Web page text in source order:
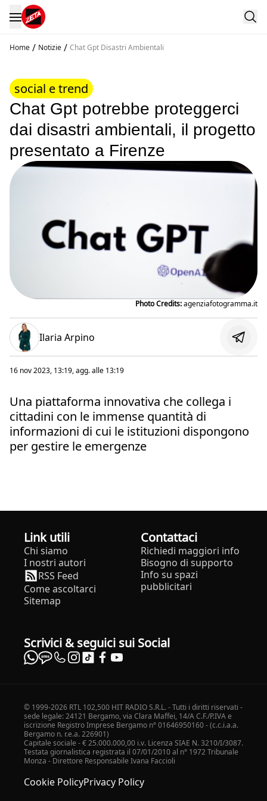
Home / Notizie / Chat Gpt Disastri Ambientali
social e trend
Chat Gpt potrebbe proteggerci
dai disastri ambientali, il progetto
presentato a Firenze
Photo Credits:agenziafotogramma.it
Ilaria Arpino
16 nov 2023, 13:19, agg. alle 13:19
Una piattaforma innovativa che collega i
cittadini con le immense quantità di
informazioni di cui le istituzioni dispongono
per gestire le emergenze
Link utili
Chi siamo
I nostri autori
RSS Feed
Come ascoltarci
Sitemap
Contattaci
Richiedi maggiori info
Bisogno di supporto
Info su spazi
pubblicitari
Scrivici & seguici sui Social
© 1999-2026 RTL 102,500 HIT RADIO S.R.L. - Tutti i diritti riservati -
sede legale: 24121 Bergamo, via Clara Maffei, 14/A C.F./P.IVA e
iscrizione Registro Imprese Bergamo n° 01646950160 - (c.c.i.a.a.
Bergamo n. r.e.a. 226901)
Capitale sociale - € 25.000.000,00 i.v. Licenza SIAE N. 3210/I/3087.
Testata giornalistica registrata il 07/01/2010 al n° 1972 Tribunale
Monza - Direttore Responsabile Ivana Faccioli
Cookie PolicyPrivacy Policy